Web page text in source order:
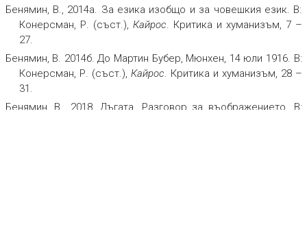
Бенямин, В., 2014а. За езика изобщо и за човешкия език. В:
Конерсман, Р. (съст.), Кайрос. Критика и хуманизъм, 7 –
27.
Бенямин, В. 2014б. До Мартин Бубер, Мюнхен, 14 юли 1916. В:
Конерсман, Р. (съст.), Кайрос. Критика и хуманизъм, 28 –
31.
Бенямин, В., 2018. Дъгата. Разговор за въображението. В: